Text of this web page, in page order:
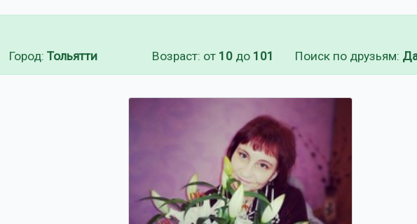
Город: Тольятти Возраст: от 10 до 101 Поиск по друзьям: